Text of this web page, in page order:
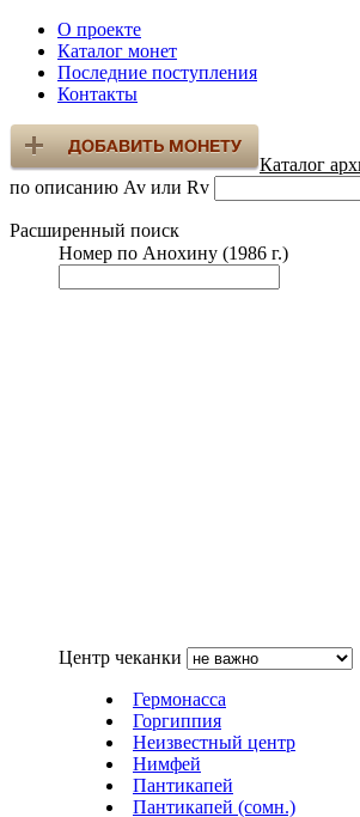
О проекте
Каталог монет
Последние поступления
Контакты
Каталог
по описанию Av или Rv
Расширенный поиск
Номер по Анохину (1986 г.)
Центр чеканки
Гермонасса
Горгиппия
Неизвестный центр
Нимфей
Пантикапей
Пантикапей (сомн.)